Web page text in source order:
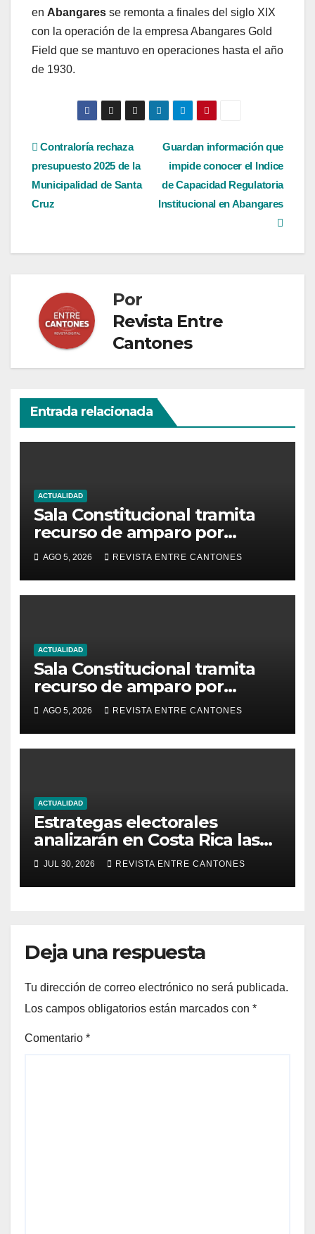
en Abangares se remonta a finales del siglo XIX
con la operación de la empresa Abangares Gold
Field que se mantuvo en operaciones hasta el año
de 1930.
Navegación
de
entradas
Guardan información que
impide conocer el Indice
de Capacidad Regulatoria
Institucional en Abangares
Contraloría rechaza
presupuesto 2025 de la
Municipalidad de Santa
Cruz
Por
Revista Entre
Cantones
Entrada relacionada
ACTUALIDAD
Sala Constitucional tramita
recurso de amparo por
presunta falta de respuesta
en relación con los
fundamentos técnicos del
AGO 5, 2026 REVISTA ENTRE CANTONES
ACTUALIDAD
Sala Constitucional tramita
recurso de amparo por
presunta falta de respuesta
en relación con los
fundamentos técnicos del
AGO 5, 2026 REVISTA ENTRE CANTONES
ACTUALIDAD
Estrategas electorales
analizarán en Costa Rica las
nuevas formas de conquistar
al votante
JUL 30, 2026 REVISTA ENTRE CANTONES
Deja una respuesta
Tu dirección de correo electrónico no será publicada.
Los campos obligatorios están marcados con *
Comentario *